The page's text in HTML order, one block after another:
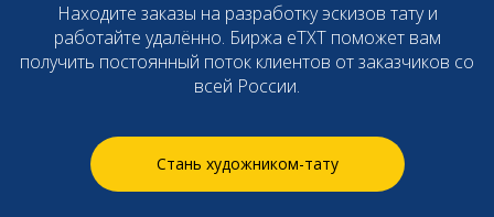
Находите заказы на разработку эскизов тату и
работайте удалённо. Биржа eTXT поможет вам
получить постоянный поток клиентов от заказчиков со
всей России.
Стань художником-тату